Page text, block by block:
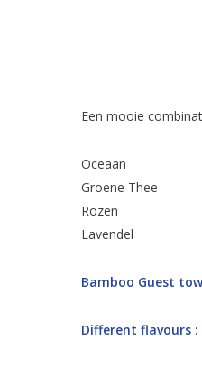
Een mooie
Oceaan
Groene Thee
Rozen
Lavendel
Bamboo Guest
Different flavours :